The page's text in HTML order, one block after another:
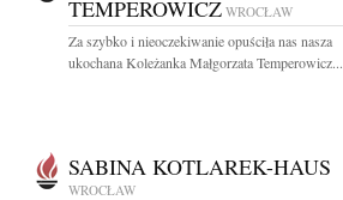
TEMPEROWICZ WROCŁAW
Za szybko i nieoczekiwanie opuściła nas nasza
ukochana Koleżanka Małgorzata Temperowicz...
SABINA KOTLAREK-HAUS
WROCŁAW